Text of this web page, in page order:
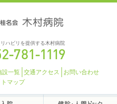
ハビリを提供する木村病院
設一覧 交通アクセス
お問い合わせ
マップ